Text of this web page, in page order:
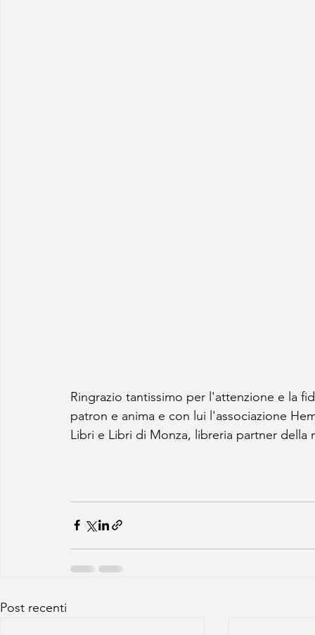
Ringrazio tantissimo per l'attenzione e la
patron e anima e con lui l'associazione
Libri e Libri di Monza, libreria partner della
Post recenti